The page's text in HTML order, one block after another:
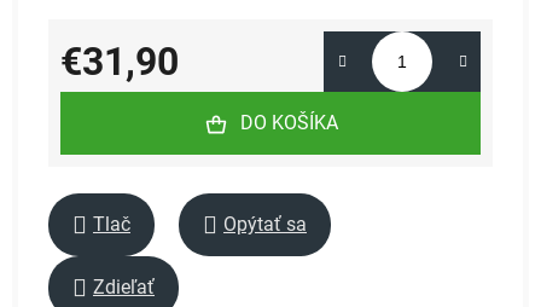
€31,90
Jednotková cena:
DO KOŠÍKA
Tlač Opýtať sa
Zdieľať